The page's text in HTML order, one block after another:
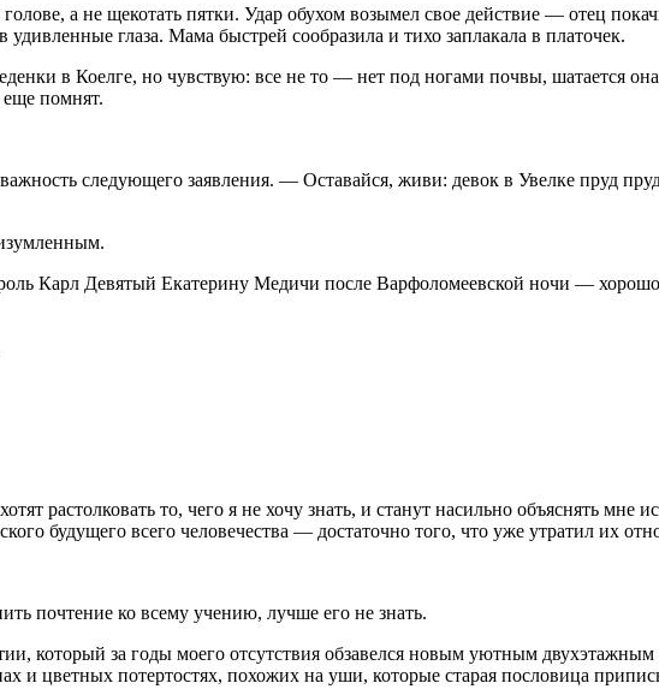
а не щекотать пятки. Удар обухом возымел свое действие — отец
глаза. Мама быстрей сообразила и тихо заплакала в платочек.
в Коелге, но чувствую: все не то — нет под ногами почвы, шатается
помнят.
следующего заявления. — Оставайся, живи: девок в Увелке пруд
Карл Девятый Екатерину Медичи после Варфоломеевской ночи —
растолковать то, чего я не хочу знать, и станут насильно объяснять мне
будущего всего человечества — достаточно того, что уже утратил их
почтение ко всему учению, лучше его не знать.
который за годы моего отсутствия обзавелся новым уютным двухэтажным
цветных потертостях, похожих на уши, которые старая пословица